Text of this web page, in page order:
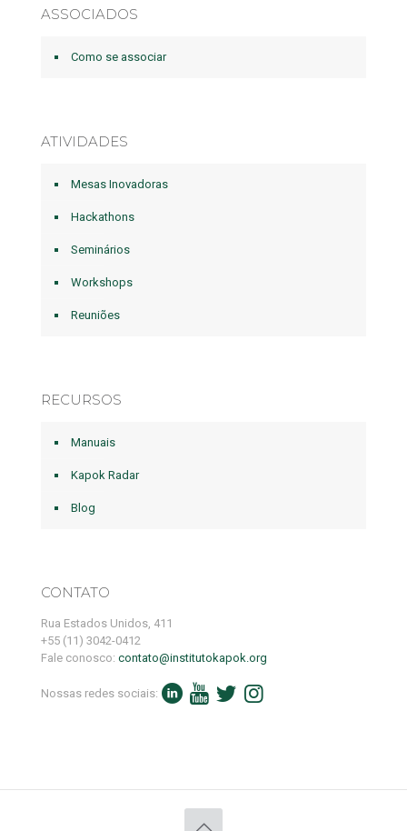
ASSOCIADOS
Como se associar
ATIVIDADES
Mesas Inovadoras
Hackathons
Seminários
Workshops
Reuniões
RECURSOS
Manuais
Kapok Radar
Blog
CONTATO
Rua Estados Unidos, 411
+55 (11) 3042-0412
Fale conosco: contato@institutokapok.org
Nossas redes sociais: